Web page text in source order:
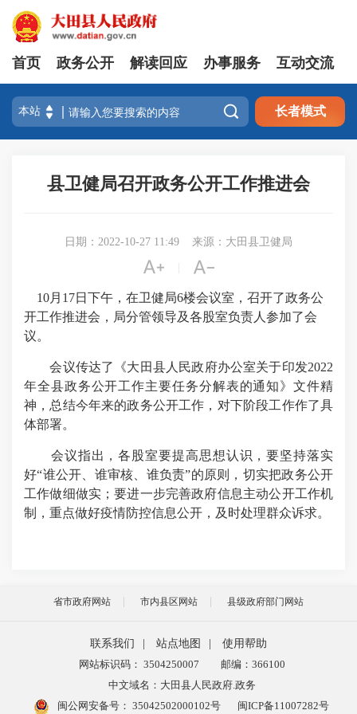
首页 政务公开 解读回应 办事服务 互动交流
 长者模式
县卫健局召开政务公开工作推进会
日期：2022-10-27 11:49 来源：大田县卫健局
 
10月 17日下午，在卫健局6楼会议室 ， 召开了政务公
开工作推进会，局分管领导及各股室负责人参加了会
议。
会议传达了《大田县人民政府办公室关于印发2022
年全县政务公开工作主要任务分解表的通知》文件精
神 ， 总结今年来的政务公开工作，对下阶段工作作了具
体部署。
会议指出，各股室要提高思想认识，要坚持落实
好“谁公开、谁审核、谁负责”的原则， 切实把政务公开
工作做细做实 ；要进一步完善政府信息主动公开工作机
制， 重点做好疫情防控信息公开，及时处理群众诉求。
省市政府网站 市内县区网站 县级政府部门网站
联系我们 站点地图
使用帮助
网站标识码： 3504250007
邮编：366100
中文域名：大田县人民政府.政务
闽公网安备号： 35042502000102号 闽ICP备11007282号